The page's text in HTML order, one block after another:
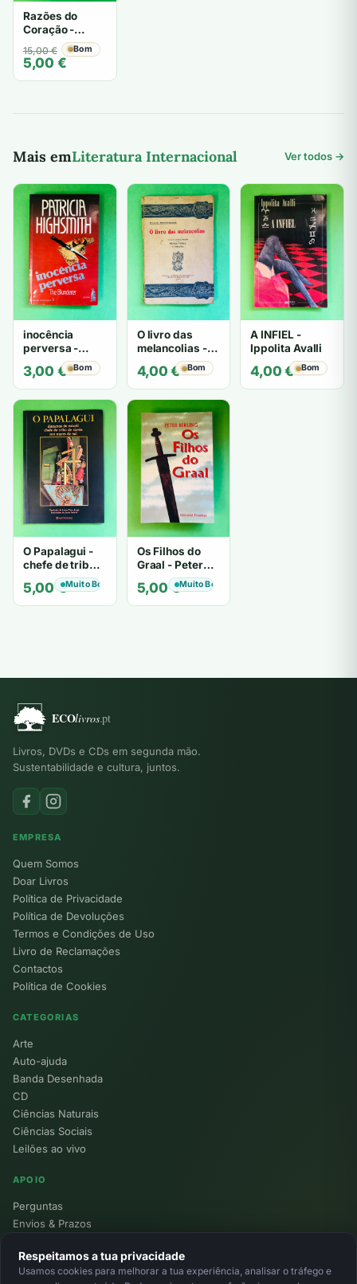
Razões do
Coração -
Rosalind Laker
15,00€
O
preço
original
15,00 €.
5,00 €
O
preço
atual
5,00 €.
Bom
Mais emLiteratura Internacional Ver todos →
inocência
perversa -
PATRICIA
HIGHSMITH
3,00 € Bom
O livro das
melancolias -
Mantegazza
4,00€ Bom
A INFIEL -
Ippolita Avalli
4,00€ Bom
O Papalagui -
chefe de tribo
de tiavéa
5,00€Muito Bom
Os Filhos do
Graal - Peter
Berling
5,00€Muito Bom
Livros, DVDs e CDs em segunda mão.
Sustentabilidade e cultura, juntos.
EMPRESA
Quem Somos
Doar Livros
Política de Privacidade
Política de Devoluções
Termos e Condições de Uso
Livro de Reclamações
Contactos
Política de Cookies
CATEGORIAS
Arte
Auto-ajuda
Banda Desenhada
CD
Ciências Naturais
Ciências Sociais
Leilões ao vivo
APOIO
Perguntas
Envios & Prazos
Devoluções
Minha Conta
Respeitamos a tua privacidade
Usamos cookies para melhorar a tua experiência, analisar o tráfego e